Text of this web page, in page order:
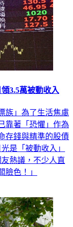
3.5萬被動收入
族」為了生活焦慮
靠著「恐懼」作為
存錢與精準的股債
是「被動收入」
熱議，不少人直
臉色！」